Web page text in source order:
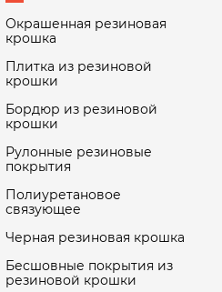
Окрашенная резиновая
крошка
Плитка из резиновой
крошки
Бордюр из резиновой
крошки
Рулонные резиновые
покрытия
Полиуретановое
связующее
Черная резиновая крошка
Бесшовные покрытия из
резиновой крошки